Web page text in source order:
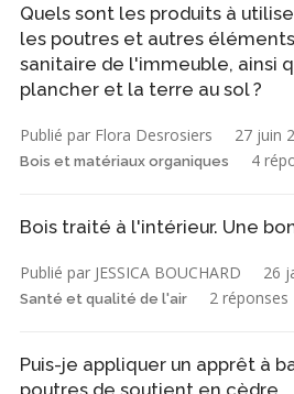
Quels sont les produits à
les poutres et autres
sanitaire de l'immeuble, ainsi
plancher et la terre au sol ?
Publié par Flora Desrosiers 27 juin
Bois et matériaux organiques 4
Bois traité à l'intérieur. Une
Publié par JESSICA BOUCHARD 26
Santé et qualité de l'air 2 réponses
Puis-je appliquer un apprêt à